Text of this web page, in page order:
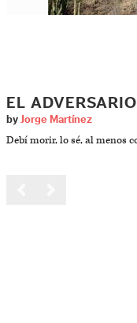
EL ADVERSARIO
by Jorge Martínez
Debí morir, lo sé, al menos